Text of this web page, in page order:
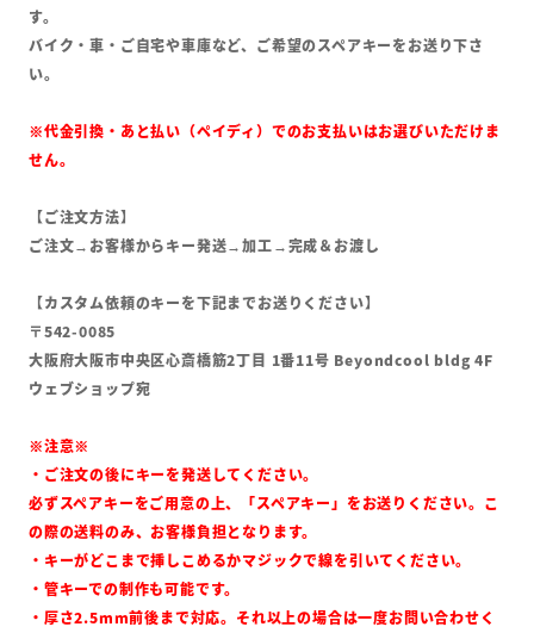
す。
バイク・車・ご自宅や車庫など、ご希望のスペアキーをお送り下さ
い。
※代金引換・あと払い（ペイディ）でのお支払いはお選びいただけま
せん。
【ご注文方法】
ご注文→お客様からキー発送→加工→完成＆お渡し
【カスタム依頼のキーを下記までお送りください】
〒542-0085
大阪府大阪市中央区心斎橋筋2丁目 1番11号 Beyondcool bldg 4F
ウェブショップ宛
※注意※
・ご注文の後にキーを発送してください。
必ずスペアキーをご用意の上、「スペアキー」をお送りください。こ
の際の送料のみ、お客様負担となります。
・キーがどこまで挿しこめるかマジックで線を引いてください。
・管キーでの制作も可能です。
・厚さ2.5mm前後まで対応。それ以上の場合は一度お問い合わせく